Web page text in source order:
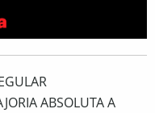
ABSOLUTA A